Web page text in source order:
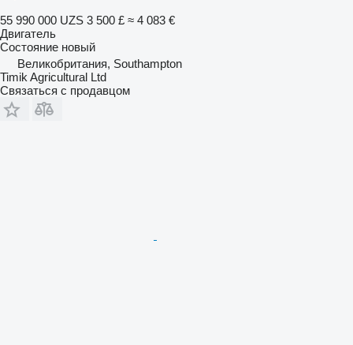
55 990 000 UZS 3 500 £ ≈ 4 083 €
Двигатель
Состояние новый
Великобритания, Southampton
Timik Agricultural Ltd
Связаться с продавцом